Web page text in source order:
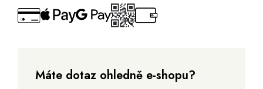
Máte dotaz ohledně e-shopu?